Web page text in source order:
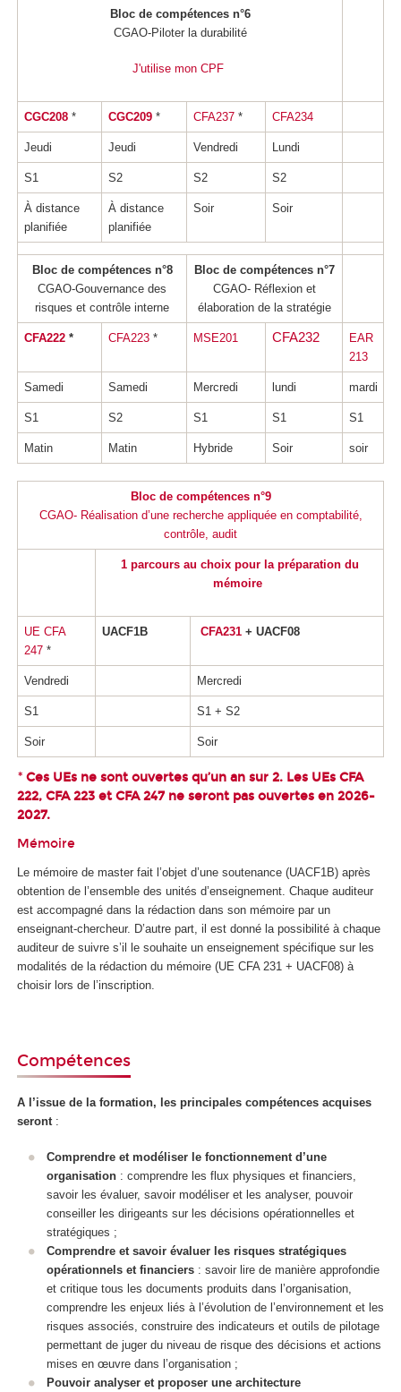
Bloc de compétences n°6
CGAO-Piloter la durabilité
J'utilise mon CPF
CGC208 * CGC209 * CFA237* CFA234
Jeudi Jeudi Vendredi Lundi
S1 S2 S2 S2
À distance
planifiée
À distance
planifiée
Soir Soir
Bloc de compétences n°8
CGAO-Gouvernance des
risques et contrôle interne
Bloc de compétences n°7
CGAO- Réflexion et
élaboration de la stratégie
CFA222* CFA223* MSE201 CFA232
EAR
213
Samedi Samedi Mercredi lundi mardi
S1 S2 S1 S1 S1
Matin Matin Hybride Soir soir
Bloc de compétences n°9
CGAO- Réalisation d’une recherche appliquée en comptabilité,
contrôle, audit
1 parcours au choix pour la préparation du
mémoire
UE CFA
247*
UACF1B CFA231 + UACF08
Vendredi Mercredi
S1 S1 + S2
Soir Soir
* Ces UEs ne sont ouvertes qu’un an sur 2. Les UEs CFA
222, CFA 223 et CFA 247 ne seront pas ouvertes en 2026-
2027.
Mémoire
Le mémoire de master fait l’objet d’une soutenance (UACF1B) après
obtention de l’ensemble des unités d’enseignement. Chaque auditeur
est accompagné dans la rédaction dans son mémoire par un
enseignant-chercheur. D’autre part, il est donné la possibilité à chaque
auditeur de suivre s’il le souhaite un enseignement spécifique sur les
modalités de la rédaction du mémoire (UE CFA 231 + UACF08) à
choisir lors de l’inscription.
Compétences
A l’issue de la formation, les principales compétences acquises
seront :
Comprendre et modéliser le fonctionnement d’une
organisation: comprendre les flux physiques et financiers,
savoir les évaluer, savoir modéliser et les analyser, pouvoir
conseiller les dirigeants sur les décisions opérationnelles et
stratégiques ;
Comprendre et savoir évaluer les risques stratégiques
opérationnels et financiers: savoir lire de manière approfondie
et critique tous les documents produits dans l’organisation,
comprendre les enjeux liés à l’évolution de l’environnement et les
risques associés, construire des indicateurs et outils de pilotage
permettant de juger du niveau de risque des décisions et actions
mises en œuvre dans l’organisation ;
Pouvoir analyser et proposer une architecture